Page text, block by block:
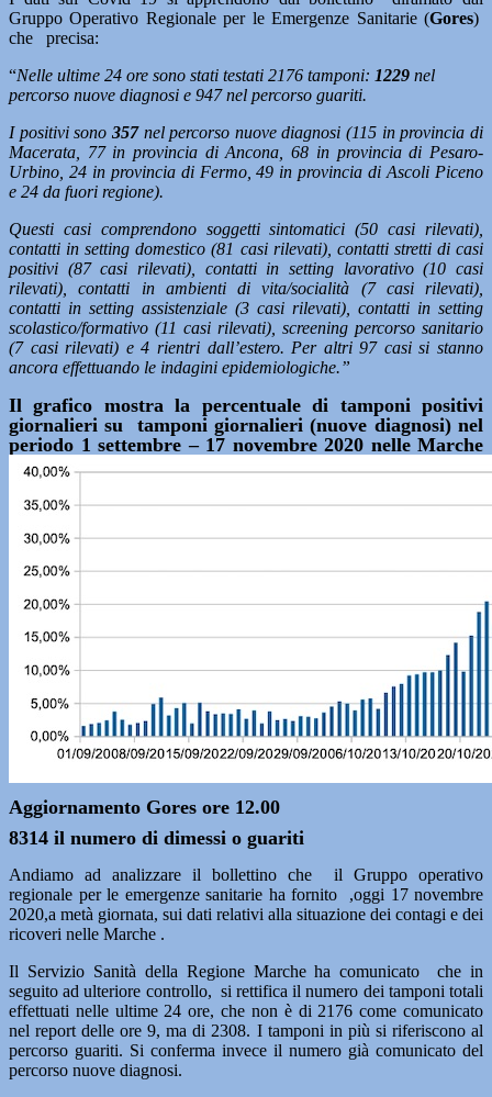
Gruppo Operativo Regionale per le Emergenze Sanitarie (Gores)
che precisa:
“Nelle ultime 24 ore sono stati testati 2176 tamponi: 1229 nel
percorso nuove diagnosi e 947 nel percorso guariti.
I positivi sono 357 nel percorso nuove diagnosi (115 in provincia di
Macerata, 77 in provincia di Ancona, 68 in provincia di Pesaro-
Urbino, 24 in provincia di Fermo, 49 in provincia di Ascoli Piceno
e 24 da fuori regione).
Questi casi comprendono soggetti sintomatici (50 casi rilevati),
contatti in setting domestico (81 casi rilevati), contatti stretti di casi
positivi (87 casi rilevati), contatti in setting lavorativo (10 casi
rilevati), contatti in ambienti di vita/socialità (7 casi rilevati),
contatti in setting assistenziale (3 casi rilevati), contatti in setting
scolastico/formativo (11 casi rilevati), screening percorso sanitario
(7 casi rilevati) e 4 rientri dall’estero. Per altri 97 casi si stanno
ancora effettuando le indagini epidemiologiche.”
Il grafico mostra la percentuale di tamponi positivi
giornalieri su tamponi giornalieri (nuove diagnosi) nel
periodo 1 settembre – 17 novembre 2020 nelle Marche
Aggiornamento Gores ore 12.00
8314 il numero di dimessi o guariti
Andiamo ad analizzare il bollettino che il Gruppo operativo
regionale per le emergenze sanitarie ha fornito ,oggi 17 novembre
2020,a metà giornata, sui dati relativi alla situazione dei contagi e dei
ricoveri nelle Marche .
Il Servizio Sanità della Regione Marche ha comunicato che in
seguito ad ulteriore controllo, si rettifica il numero dei tamponi totali
effettuati nelle ultime 24 ore, che non è di 2176 come comunicato
nel report delle ore 9, ma di 2308. I tamponi in più si riferiscono al
percorso guariti. Si conferma invece il numero già comunicato del
percorso nuove diagnosi.